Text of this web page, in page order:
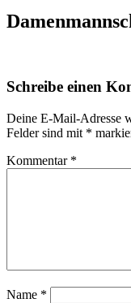
Schreibe einen
Deine E-Mail-Adresse
Felder sind mit *
Kommentar *
Name *